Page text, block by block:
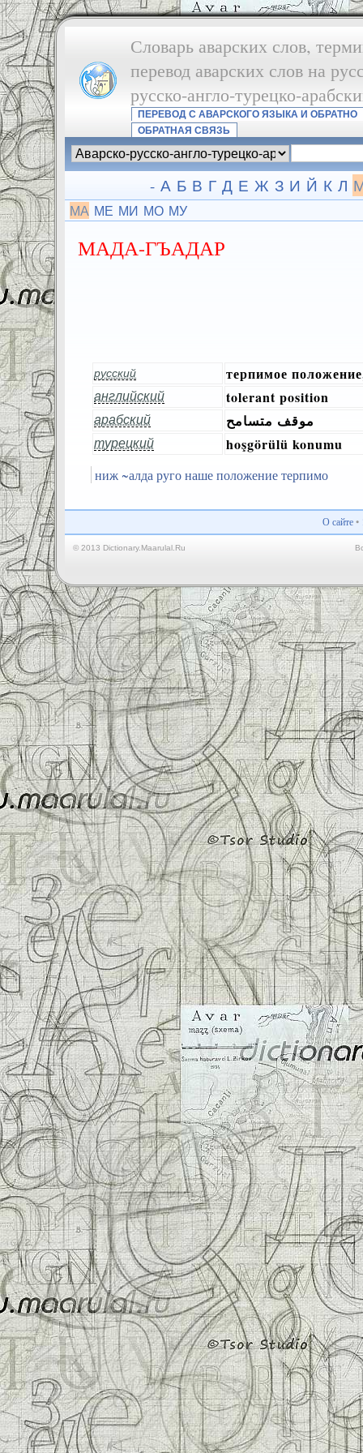
Словарь аварских слов,
перевод аварских слов на
русско-англо-турецко-
ПЕРЕВОД С АВАРСКОГО ЯЗЫКА И ОБРАТНО
ОБРАТНАЯ СВЯЗЬ
- А Б В Г Д Е Ж З И Й К Л
МА МЕ МИ МО МУ
МАДА-ГЪАДАР
русский терпимое
английский tolerant position
арабский موقف متسامح
турецкий hoşgörülü konumu
ниж ~алда руго наше положение терпимо
О сайте•
© 2013 Dictionary.Maarulal.Ru